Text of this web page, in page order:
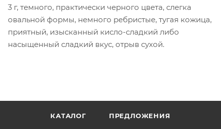
3 г, темного, практически черного цвета, слегка
овальной формы, немного ребристые, тугая кожица,
приятный, изысканный кисло-сладкий либо
насыщенный сладкий вкус, отрыв сухой.
КАТАЛОГ ПРЕДЛОЖЕНИЯ